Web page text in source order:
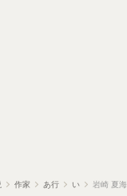
作家 あ行 い 岩崎 夏海